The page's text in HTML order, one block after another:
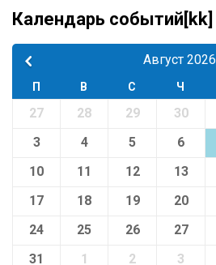
Календарь событий[kk]
Август 2026
П В С Ч
27 28 29 30
3
4 5 6
10
11 12 13
17
18 19 20
24
25 26 27
31
1 2 3